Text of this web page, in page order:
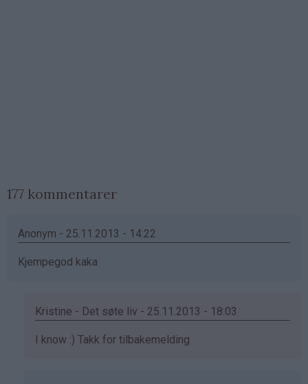
177 kommentarer
Anonym - 25.11.2013 - 14:22
Kjempegod kaka
Kristine - Det søte liv - 25.11.2013 - 18:03
Som
I know :) Takk for tilbakemelding